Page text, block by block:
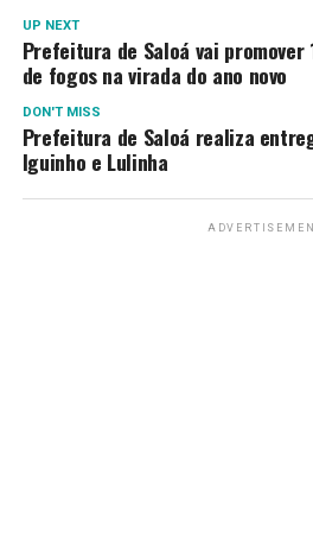
UP NEXT
Prefeitura de Saloá vai promover
de fogos na virada do ano novo
DON'T MISS
Prefeitura de Saloá realiza
Iguinho e Lulinha